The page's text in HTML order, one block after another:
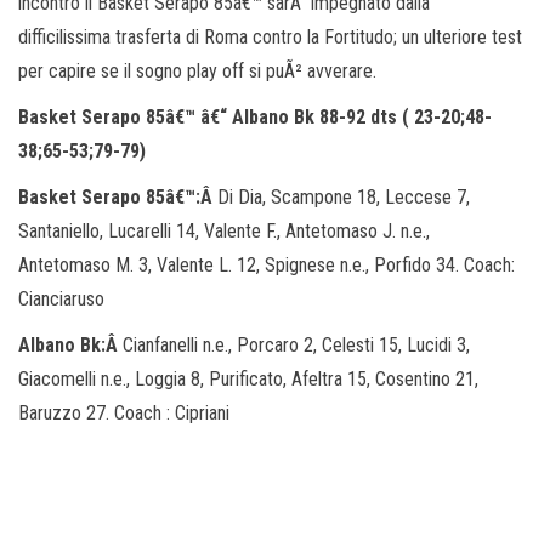
difficilissima trasferta di Roma contro la Fortitudo; un ulteriore test
per capire se il sogno play off si puÃ² avverare.
Basket Serapo 85â€™ â€“ Albano Bk 88-92 dts ( 23-20;48-
38;65-53;79-79)
Basket Serapo 85â€™:Â Di Dia, Scampone 18, Leccese 7,
Santaniello, Lucarelli 14, Valente F., Antetomaso J. n.e.,
Antetomaso M. 3, Valente L. 12, Spignese n.e., Porfido 34. Coach:
Cianciaruso
Albano Bk:Â Cianfanelli n.e., Porcaro 2, Celesti 15, Lucidi 3,
Giacomelli n.e., Loggia 8, Purificato, Afeltra 15, Cosentino 21,
Baruzzo 27. Coach : Cipriani